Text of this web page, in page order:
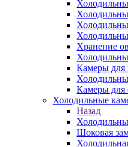
Хранение
Камеры для
Камеры для
Холодильные
Назад
Шоковая